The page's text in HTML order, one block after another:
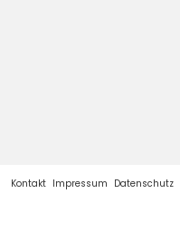
Kontakt Impressum Datenschutz